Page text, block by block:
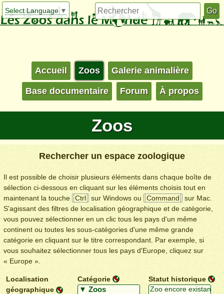
Select Language ▼
Accueil Zoos Galerie animalière
Base documentaire Forum À propos
Zoos
Rechercher un espace zoologique
Il est possible de choisir plusieurs éléments dans chaque boîte de
sélection ci-dessous en cliquant sur les éléments choisis tout en
maintenant la touche
Ctrl sur Windows ou Command
sur Mac.
S'agissant des filtres de localisation géographique et de catégorie,
vous pouvez sélectionner en un clic tous les pays d'un même
continent ou toutes les sous-catégories d'une même grande
catégorie en cliquant sur le titre correspondant. Par exemple, si
vous souhaitez sélectionner tous les pays d'Europe, cliquez sur
« Europe ».
Localisation
géographique
Catégorie Statut historique